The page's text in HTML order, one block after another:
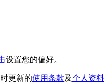
设置您的偏好。
更新的使用条款及个人资料